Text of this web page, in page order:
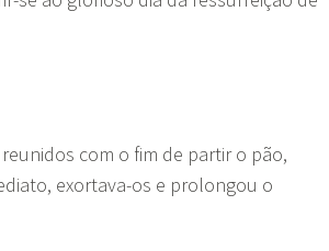
com o fim de partir o pão,
exortava-os e prolongou o